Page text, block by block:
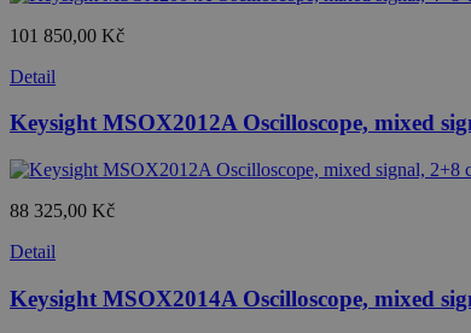
101 850,00 Kč
Detail
Keysight MSOX2012A Oscilloscope, mixed
88 325,00 Kč
Detail
Keysight MSOX2014A Oscilloscope, mixed